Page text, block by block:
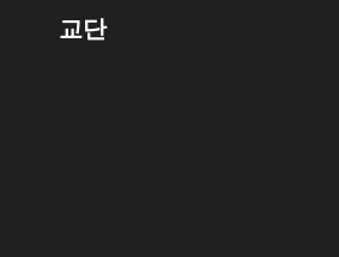
교단